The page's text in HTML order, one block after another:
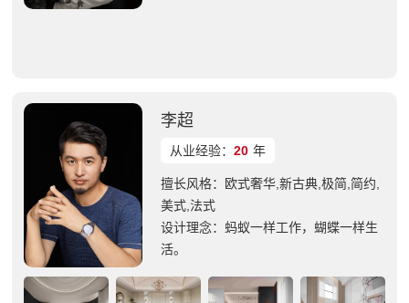
李超
从业经验： 20 年
擅长风格：欧式奢华,新古典,极简,简约,
美式,法式
设计理念：蚂蚁一样工作，蝴蝶一样生
活。